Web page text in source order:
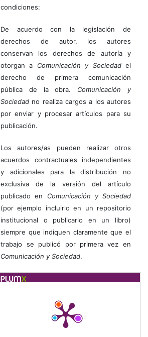
condiciones:
De acuerdo con la legislación de
derechos de autor, los autores
conservan los derechos de autoría y
otorgan a Comunicación y Sociedadel
derecho de primera comunicación
pública de la obra. Comunicación y
Sociedad no realiza cargos a los autores
por enviar y procesar artículos para su
publicación.
Los autores/as pueden realizar otros
acuerdos contractuales independientes
y adicionales para la distribución no
exclusiva de la versión del artículo
publicado en Comunicación y Sociedad
(por ejemplo incluirlo en un repositorio
institucional o publicarlo en un libro)
siempre que indiquen claramente que el
trabajo se publicó por primera vez en
Comunicación y Sociedad.